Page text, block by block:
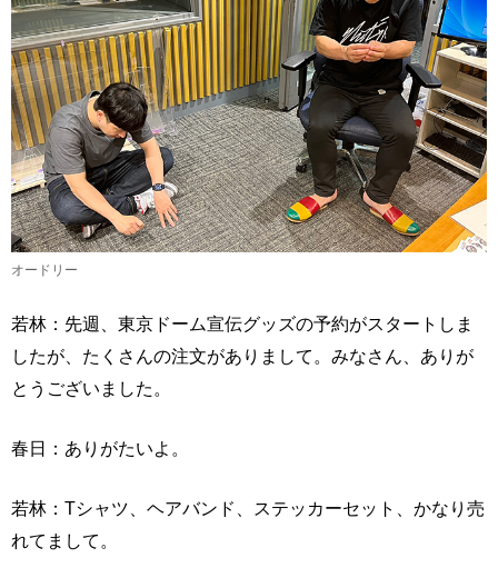
オードリー
若林：先週、東京ドーム宣伝グッズの予約がスタートしま
したが、たくさんの注文がありまして。みなさん、ありが
とうございました。
春日：ありがたいよ。
若林：Tシャツ、ヘアバンド、ステッカーセット、かなり売
れてまして。